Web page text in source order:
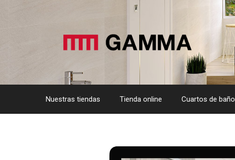
Nuestras tiendas Tienda online Cuartos de baño